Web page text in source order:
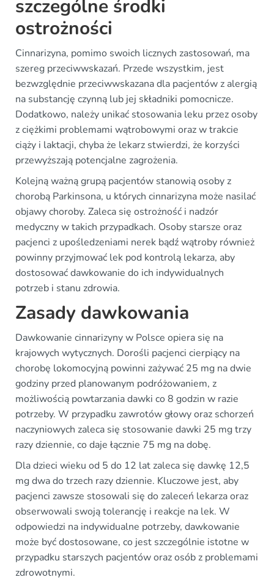
szczególne środki
ostrożności
Cinnarizyna, pomimo swoich licznych zastosowań, ma
szereg przeciwwskazań. Przede wszystkim, jest
bezwzględnie przeciwwskazana dla pacjentów z alergią
na substancję czynną lub jej składniki pomocnicze.
Dodatkowo, należy unikać stosowania leku przez osoby
z ciężkimi problemami wątrobowymi oraz w trakcie
ciąży i laktacji, chyba że lekarz stwierdzi, że korzyści
przewyższają potencjalne zagrożenia.
Kolejną ważną grupą pacjentów stanowią osoby z
chorobą Parkinsona, u których cinnarizyna może nasilać
objawy choroby. Zaleca się ostrożność i nadzór
medyczny w takich przypadkach. Osoby starsze oraz
pacjenci z upośledzeniami nerek bądź wątroby również
powinny przyjmować lek pod kontrolą lekarza, aby
dostosować dawkowanie do ich indywidualnych
potrzeb i stanu zdrowia.
Zasady dawkowania
Dawkowanie cinnarizyny w Polsce opiera się na
krajowych wytycznych. Dorośli pacjenci cierpiący na
chorobę lokomocyjną powinni zażywać 25 mg na dwie
godziny przed planowanym podróżowaniem, z
możliwością powtarzania dawki co 8 godzin w razie
potrzeby. W przypadku zawrotów głowy oraz schorzeń
naczyniowych zaleca się stosowanie dawki 25 mg trzy
razy dziennie, co daje łącznie 75 mg na dobę.
Dla dzieci wieku od 5 do 12 lat zaleca się dawkę 12,5
mg dwa do trzech razy dziennie. Kluczowe jest, aby
pacjenci zawsze stosowali się do zaleceń lekarza oraz
obserwowali swoją tolerancję i reakcje na lek. W
odpowiedzi na indywidualne potrzeby, dawkowanie
może być dostosowane, co jest szczególnie istotne w
przypadku starszych pacjentów oraz osób z problemami
zdrowotnymi.